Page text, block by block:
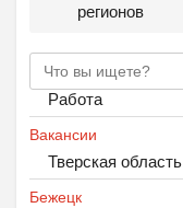
регионов
Работа
Вакансии
Тверская область
Бежецк